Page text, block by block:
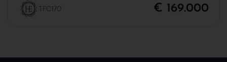
TFC170 € 169.000